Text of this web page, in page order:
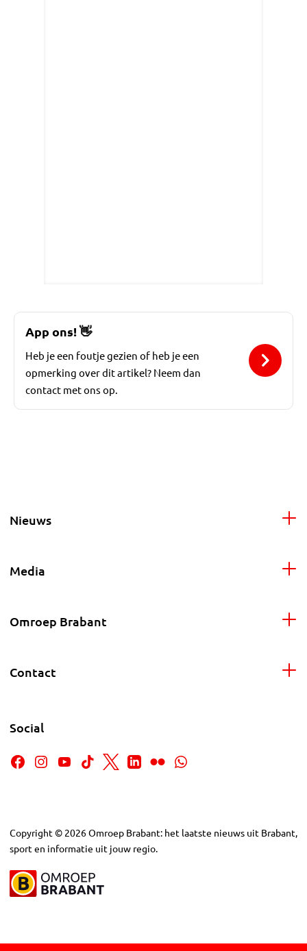
App ons! 👋
Heb je een foutje gezien of heb je een
opmerking over dit artikel? Neem dan
contact met ons op.
Nieuws
Media
Omroep Brabant
Contact
Social
Copyright © 2026Omroep Brabant: het laatste nieuws uit Brabant,
sport en informatie uit jouw regio.